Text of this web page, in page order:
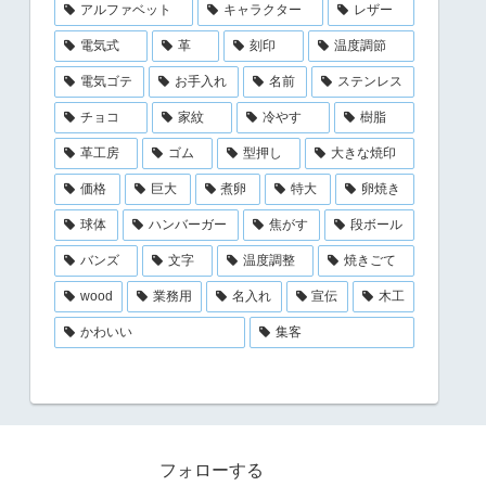
アルファベット キャラクター レザー
電気式 革 刻印 温度調節
電気ゴテ お手入れ 名前 ステンレス
チョコ 家紋 冷やす 樹脂
革工房 ゴム 型押し 大きな焼印
価格 巨大 煮卵 特大 卵焼き
球体 ハンバーガー 焦がす 段ボール
バンズ 文字 温度調整 焼きごて
wood 業務用 名入れ 宣伝 木工
かわいい 集客
フォローする